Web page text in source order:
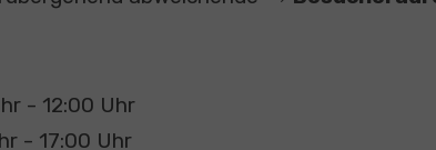
- 12:00 Uhr
- 17:00 Uhr